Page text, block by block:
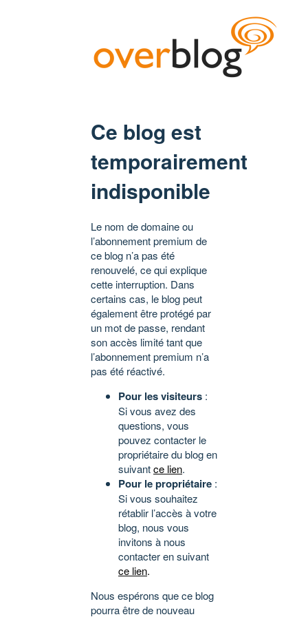
Ce blog est
temporairement
indisponible
Le nom de domaine ou
l’abonnement premium de
ce blog n’a pas été
renouvelé, ce qui explique
cette interruption. Dans
certains cas, le blog peut
également être protégé par
un mot de passe, rendant
son accès limité tant que
l’abonnement premium n’a
pas été réactivé.
Pour les visiteurs :
Si vous avez des
questions, vous
pouvez contacter le
propriétaire du blog en
suivantce lien.
Pour le propriétaire :
Si vous souhaitez
rétablir l’accès à votre
blog, nous vous
invitons à nous
contacter en suivant
ce lien.
Nous espérons que ce blog
pourra être de nouveau